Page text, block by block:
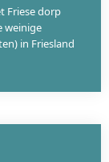
Friese dorp
weinige
in Friesland